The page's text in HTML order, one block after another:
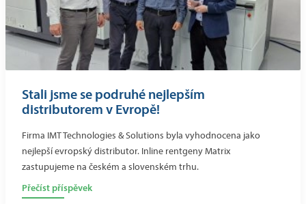
Stali jsme se podruhé nejlepším
distributorem v Evropě!
Firma IMT Technologies & Solutions byla vyhodnocena jako
nejlepší evropský distributor. Inline rentgeny Matrix
zastupujeme na českém a slovenském trhu.
Přečíst příspěvek